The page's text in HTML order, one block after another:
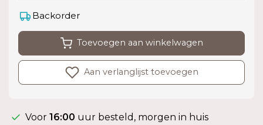
Backorder
Toevoegen aan winkelwagen
Aan verlanglijst toevoegen
Voor 16:00 uur besteld, morgen in huis